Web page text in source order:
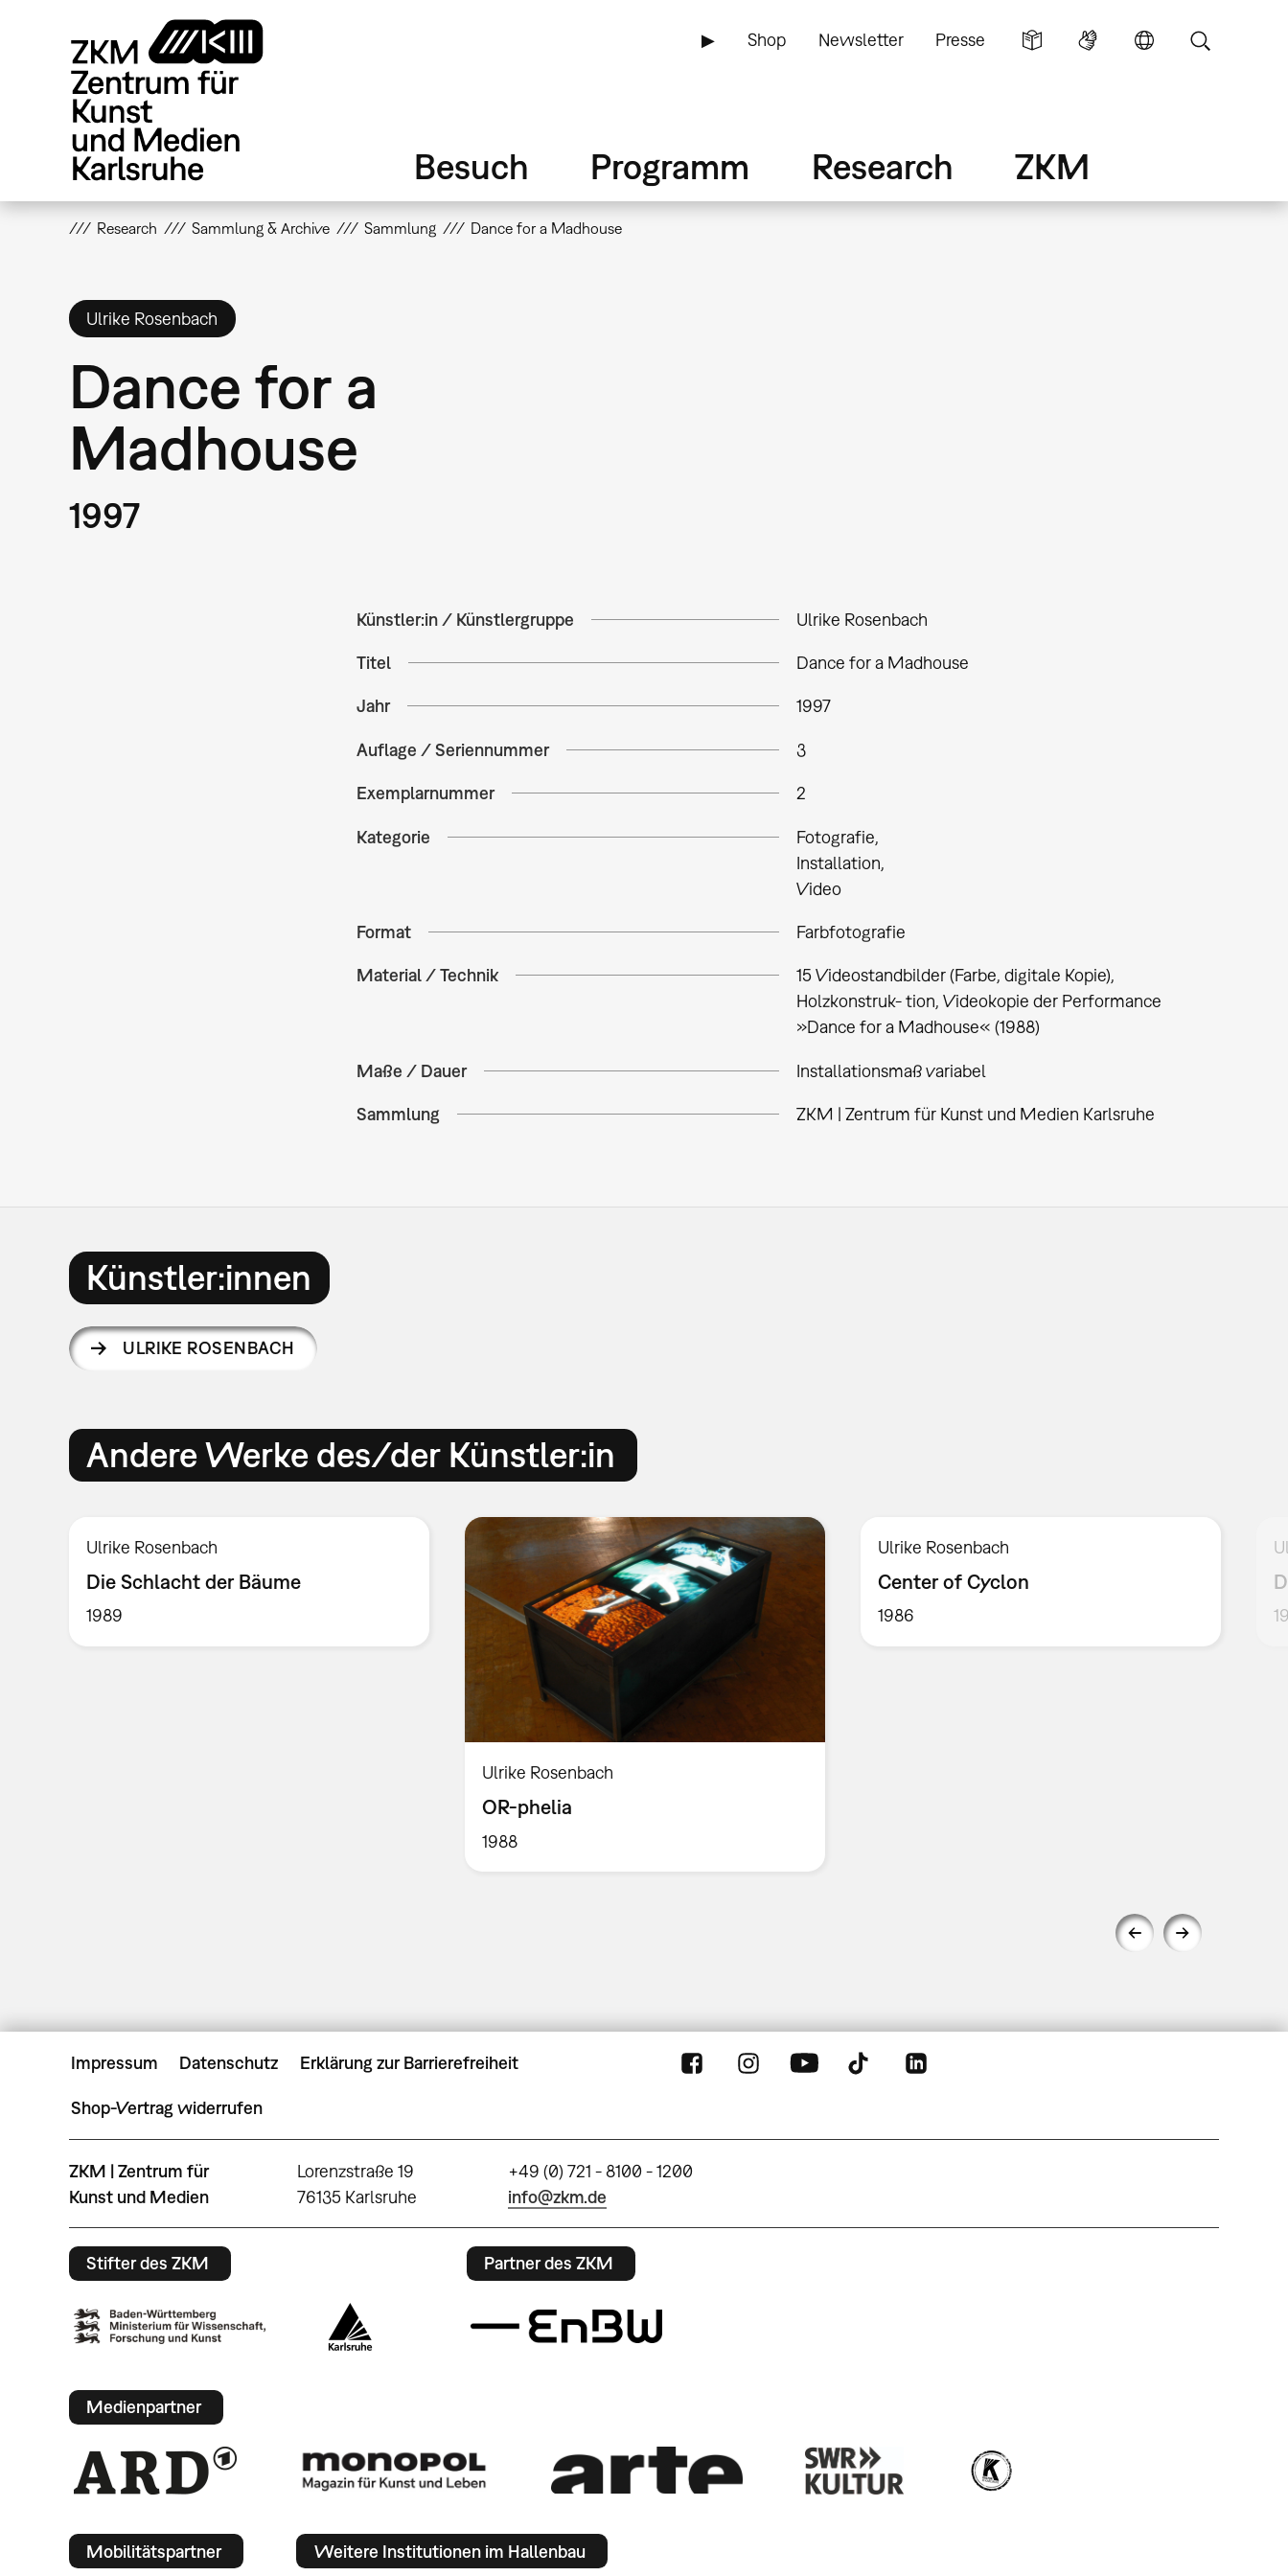
▶ Shop Newsletter Presse
Besuch Programm Research ZKM
Research Sammlung & Archive Sammlung Dance for a Madhouse
Ulrike Rosenbach
Dance for a
Madhouse
1997
Künstler:in / Künstlergruppe Ulrike Rosenbach
Titel Dance for a Madhouse
Jahr 1997
Auflage / Seriennummer 3
Exemplarnummer 2
Kategorie
Fotografie
Installation
Video
Format Farbfotografie
Material / Technik
15 Videostandbilder (Farbe, digitale Kopie),
Holzkonstruk- tion, Videokopie der Performance
»Dance for a Madhouse« (1988)
Maße / Dauer Installationsmaß variabel
Sammlung ZKM | Zentrum für Kunst und Medien Karlsruhe
Künstler:innen
ULRIKE ROSENBACH
Andere Werke des/der Künstler:in
Ulrike Rosenbach
Die Schlacht der Bäume
1989
Ulrike Rosenbach
OR-phelia
1988
Ulrike Rosenbach
Center of Cyclon
1986
Impressum Datenschutz Erklärung zur Barrierefreiheit
Shop-Vertrag widerrufen
ZKM | Zentrum für
Kunst und Medien
Lorenzstraße 19
76135 Karlsruhe
+49 (0) 721 - 8100 - 1200
info@zkm.de
Stifter des ZKM Partner des ZKM
Medienpartner
Mobilitätspartner Weitere Institutionen im Hallenbau